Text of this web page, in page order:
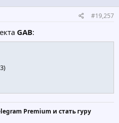
#19,257
GAB:
Premium и стать гуру